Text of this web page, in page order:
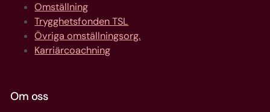
Omställning
Trygghetsfonden TSL
Övriga omställningsorg.
Karriärcoachning
Om oss